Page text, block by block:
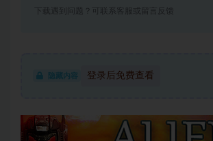
下载遇到问题？可联系客服或留言反馈
隐藏内容 登录后免费查看